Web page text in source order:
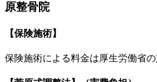
原整骨院
【保険施術】
保険施術による料金は厚生労働省の